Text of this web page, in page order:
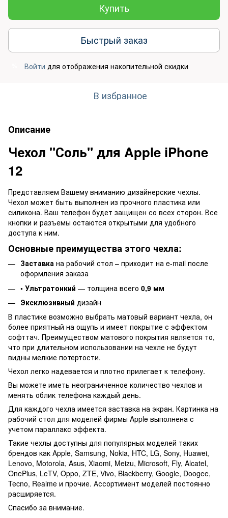
Купить
Быстрый заказ
Войти для отображения накопительной скидки
В избранное
Описание
Чехол "Соль" для Apple iPhone
12
Представляем Вашему вниманию дизайнерские чехлы.
Чехол может быть выполнен из прочного пластика или
силикона. Ваш телефон будет защищен со всех сторон. Все
кнопки и разъемы остаются открытыми для удобного
доступа к ним.
Основные преимущества этого чехла:
Заставка на рабочий стол – приходит на e-mail после
оформления заказа
• Ультратонкий — толщина всего 0,9 мм
Эксклюзивный дизайн
В пластике возможно выбрать матовый вариант чехла, он
более приятный на ощупь и имеет покрытие с эффектом
софттач. Преимуществом матового покрытия является то,
что при длительном использовании на чехле не будут
видны мелкие потертости.
Чехол легко надевается и плотно прилегает к телефону.
Вы можете иметь неограниченное количество чехлов и
менять облик телефона каждый день.
Для каждого чехла имеется заставка на экран. Картинка на
рабочий стол для моделей фирмы Apple выполнена с
учетом параллакс эффекта.
Такие чехлы доступны для популярных моделей таких
брендов как Apple, Samsung, Nokia, HTC, LG, Sony, Huawei,
Lenovo, Motorola, Asus, Xiaomi, Meizu, Microsoft, Fly, Alcatel,
OnePlus, LeTV, Oppo, ZTE, Vivo, Blackberry, Google, Doogee,
Tecno, Realme и прочие. Ассортимент моделей постоянно
расширяется.
Спасибо за внимание.